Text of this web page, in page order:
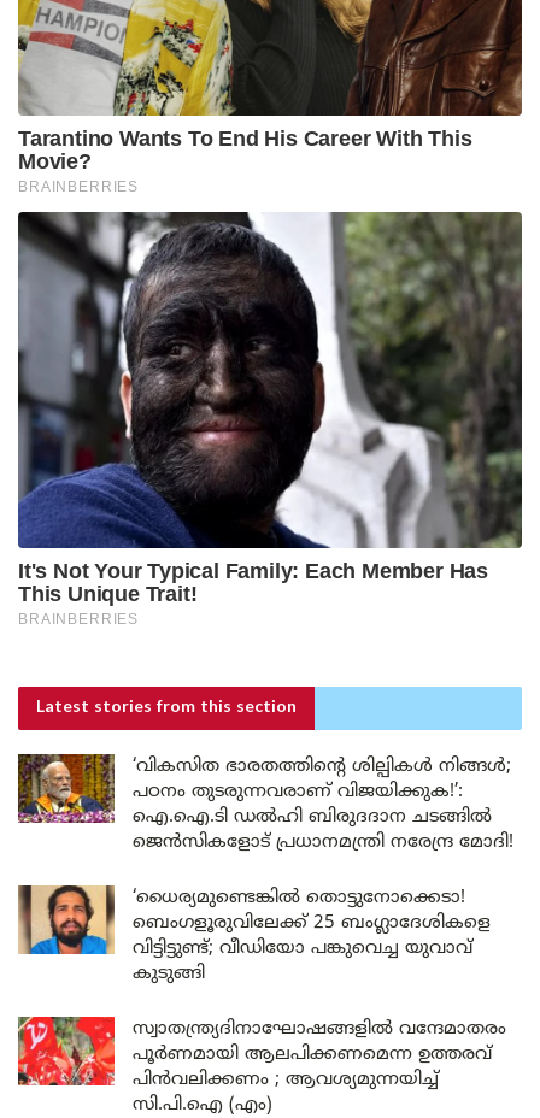
Latest stories from this section
‘വികസിത ഭാരതത്തിന്റെ ശില്പികൾ നിങ്ങൾ;
പഠനം തുടരുന്നവരാണ് വിജയിക്കുക!’:
ഐ.ഐ.ടി ഡൽഹി ബിരുദദാന ചടങ്ങിൽ
ജെൻസികളോട് പ്രധാനമന്ത്രി നരേന്ദ്ര മോദി!
‘ധൈര്യമുണ്ടെങ്കിൽ തൊട്ടുനോക്കെടാ!
ബെംഗളൂരുവിലേക്ക് 25 ബംഗ്ലാദേശികളെ
വിട്ടിട്ടുണ്ട്; വീഡിയോ പങ്കുവെച്ച യുവാവ്
കുടുങ്ങി
സ്വാതന്ത്ര്യദിനാഘോഷങ്ങളിൽ വന്ദേമാതരം
പൂർണമായി ആലപിക്കണമെന്ന ഉത്തരവ്
പിൻവലിക്കണം ; ആവശ്യമുന്നയിച്ച്
സി.പി.ഐ (എം)